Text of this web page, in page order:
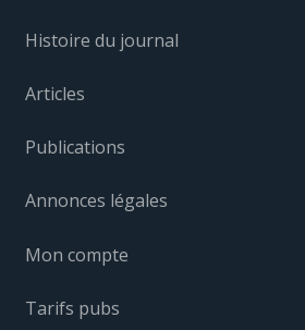
Histoire du journal
Articles
Publications
Annonces légales
Mon compte
Tarifs pubs